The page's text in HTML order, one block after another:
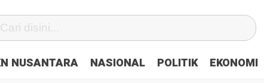
NUSANTARA NASIONAL POLITIK EKONOMI